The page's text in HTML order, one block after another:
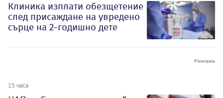
Клиника изплати обезщетение
след присаждане на увредено
сърце на 2-годишно дете
15 часа